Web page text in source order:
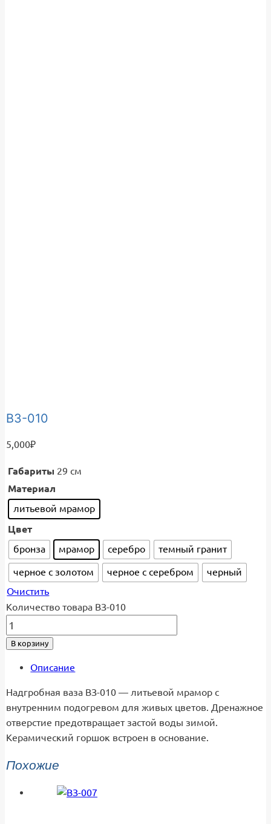
ВЗ-010
5,000₽
Габариты 29 см
Материал
литьевой мрамор
Цвет
бронза
мрамор серебро темный гранит
черное с золотом черное с серебром
черный
Очистить
Количество товара ВЗ-010
В корзину
Описание
Надгробная ваза ВЗ-010 — литьевой мрамор с
внутренним подогревом для живых цветов. Дренажное
отверстие предотвращает застой воды зимой.
Керамический горшок встроен в основание.
Похожие